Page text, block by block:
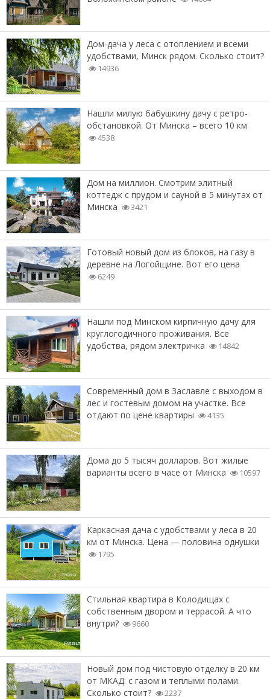
Дом-дача у леса с отоплением и всеми
удобствами, Минск рядом. Сколько стоит?
14936
Нашли милую бабушкину дачу с ретро-
обстановкой. От Минска – всего 10 км
4538
Дом на миллион. Смотрим элитный
коттедж с прудом и сауной в 5 минутах от
Минска
3421
Готовый новый дом из блоков, на газу в
деревне на Логойщине. Вот его цена
6249
Нашли под Минском кирпичную дачу для
круглогодичного проживания. Все
удобства, рядом электричка
14842
Современный дом в Заславле с выходом в
лес и гостевым домом на участке. Все
отдают по цене квартиры
4135
Дома до 5 тысяч долларов. Вот жилые
варианты всего в часе от Минска
10597
Каркасная дача с удобствами у леса в 20
км от Минска. Цена — половина однушки
1795
Стильная квартира в Колодищах с
собственным двором и террасой. А что
внутри?
9660
Новый дом под чистовую отделку в 20 км
от МКАД: с газом и теплыми полами.
Сколько стоит?
2237